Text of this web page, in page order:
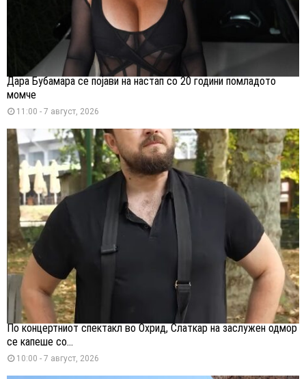
Дара Бубамара се појави на настап со 20 години помладото
момче
11:00 - 7 август, 2026
По концертниот спектакл во Охрид, Слаткар на заслужен одмор
се капеше со...
10:00 - 7 август, 2026